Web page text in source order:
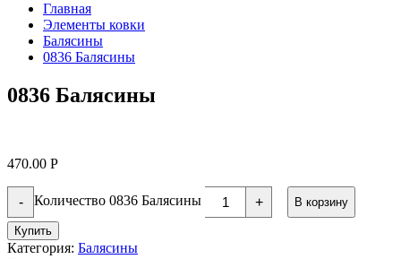
Главная
Элементы ковки
Балясины
0836 Балясины
0836 Балясины
470.00 Р
- Количество 0836 Балясины + В корзину
Купить
Категория: Балясины